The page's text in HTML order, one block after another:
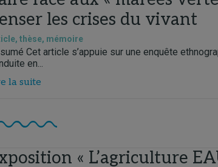
les crises du vivant
thèse, mémoire
Cet article s’appuie sur une enquête
en...
la suite
« L’agriculture